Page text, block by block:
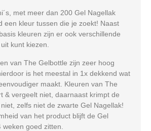
met meer dan 200 Gel Nagellak
een kleur tussen die je zoekt! Naast
kleuren zijn er ook verschillende
kunt kiezen.
van The Gelbottle zijn zeer hoog
is het meestal in 1x dekkend wat
maakt. Kleuren van The
& vergeelt niet, daarnaast krimpt de
zelfs niet de zwarte Gel Nagellak!
van het product blijft de Gel
goed zitten.